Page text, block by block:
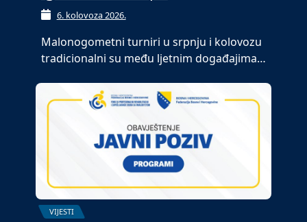
6. kolovoza 2026.
Malonogometni turniri u srpnju i kolovozu
tradicionalni su među ljetnim događajima…
VIJESTI